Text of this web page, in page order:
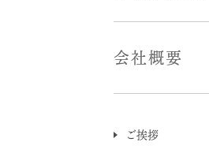
会社概要
ご挨拶